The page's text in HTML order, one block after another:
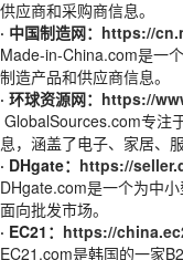
供应商和采购商信息。
· 中国制造网： https://
Made-in-China.com是一
制造产品和供应商信息。
· 环球资源网： https://
GlobalSources.com专注
息，涵盖了电子、家居、
· DHgate： https://
DHgate.com是一个为中
面向批发市场。
· EC21： https://
EC21.com是韩国的一家